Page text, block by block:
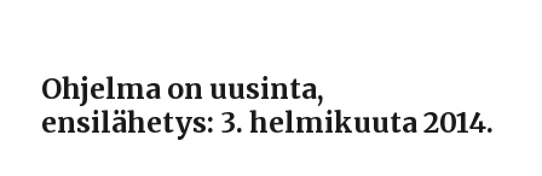
Ohjelma on uusinta,
ensilähetys: 3. helmikuuta 2014.